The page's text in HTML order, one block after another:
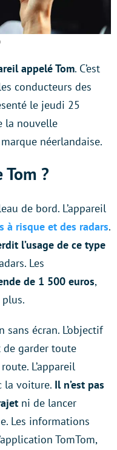
appelé Tom. C’est
conducteurs des
le jeudi 25
la nouvelle
néerlandaise.
?
de bord. L’appareil
à risque et des radars.
l’usage de ce type
Les
de 1 500 euros,
écran. L’objectif
garder toute
L’appareil
la voiture. Il n’est pas
ni de lancer
Les informations
TomTom,